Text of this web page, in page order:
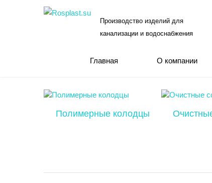
Производство изделий для
канализации и водоснабжения
Главная О компании
Полимерные колодцы